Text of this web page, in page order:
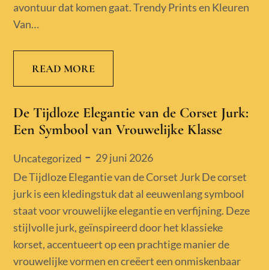
avontuur dat komen gaat. Trendy Prints en Kleuren
Van…
READ MORE
De Tijdloze Elegantie van de Corset Jurk:
Een Symbool van Vrouwelijke Klasse
Uncategorized
Posted
on
29 juni 2026
De Tijdloze Elegantie van de Corset Jurk De corset
jurk is een kledingstuk dat al eeuwenlang symbool
staat voor vrouwelijke elegantie en verfijning. Deze
stijlvolle jurk, geïnspireerd door het klassieke
korset, accentueert op een prachtige manier de
vrouwelijke vormen en creëert een onmiskenbaar